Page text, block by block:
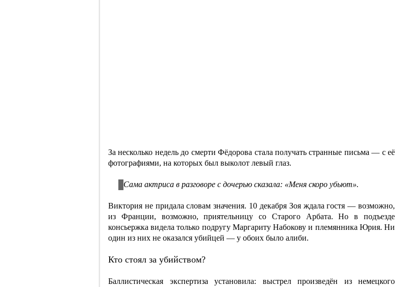
За несколько недель до смерти Фёдорова стала получать странные письма — с её
фотографиями, на которых был выколот левый глаз.
Сама актриса в разговоре с дочерью сказала: «Меня скоро убьют».
Виктория не придала словам значения. 10 декабря Зоя ждала гостя — возможно,
из Франции, возможно, приятельницу со Старого Арбата. Но в подъезде
консьержка видела только подругу Маргариту Набокову и племянника Юрия. Ни
один из них не оказался убийцей — у обоих было алиби.
Кто стоял за убийством?
Баллистическая экспертиза установила: выстрел произведён из немецкого